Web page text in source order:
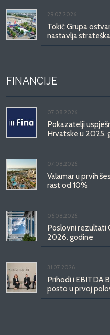
29.07.2026.
Tokić Grupa
nastavlja
FINANCIJE
07.08.2026.
Pokazatelji
Hrvatske u 2025.
07.08.2026.
Valamar u prvih
rast od 10%
06.08.2026.
Poslovni rezultati
2026. godine
31.07.2026.
Prihodi i EBITDA
posto u prvoj